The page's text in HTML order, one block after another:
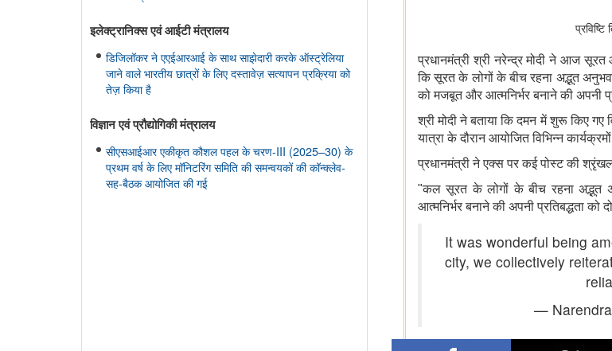
इलेक्ट्रानिक्स एवं आईटी मंत्रालय
डिजिलॉकर ने एएईआरआई के साथ साझेदारी करके ऑस्ट्रेलिया
जाने वाले भारतीय छात्रों के लिए दस्तावेज़ सत्यापन प्रक्रिया को
तेज़ किया है
विज्ञान एवं प्रौद्योगिकी मंत्रालय
सीएसआईआर एकीकृत कौशल पहल के चरण-III (2025–30) के
प्रथम वर्ष के लिए मॉनिटरिंग समिति की समन्वयकों की कॉन्क्लेव-
सह-बैठक आयोजित की गई